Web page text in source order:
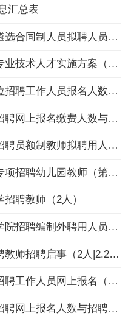
汇总表
2024贵州轻工职业技术学院遴选合同制人员拟聘人员公示
2024贵州健康职业学院引进专业技术人才实施方案（16名|3.25-3.27报名）
2024年黔东南从江县事业单位招聘工作人员报名人数与招聘岗位计划人数达不到3：1比例岗位（
2024黔东南施秉县事业单位招聘网上报名缴费人数与招聘计划数不足3:1比例岗位一览表（截止
2023黔东南镇远县教育系统招聘员额制教师拟聘用人员公示（第八批）
2023黔东南岑巩县事业单位专项招聘幼儿园教师（第一批）拟聘用人员公示
聘教师（2人）
2024贵州水利水电职业技术学院招聘编制外聘用人员面试名单公告
2024贵阳市第二实验中学外聘教师招聘启事（2人|2.26-3.4报名）
2024黔东南榕江县事业单位招聘工作人员网上报名（以缴费为准）不足3:1比例岗位一览表（截止
2024黔东南丹寨县事业单位招聘网上报名人数与招聘岗位计划人数达不到3:1比例岗位公示